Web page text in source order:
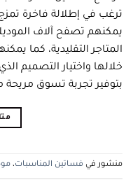
ترغب في إطلالة فاخرة
يمكنهم تصفح آلاف
المتاجر التقليدية، كما
خلالها واختيار التصميم
بتوفير تجربة تسوق مريحة
منشور في فساتين المناسبات،